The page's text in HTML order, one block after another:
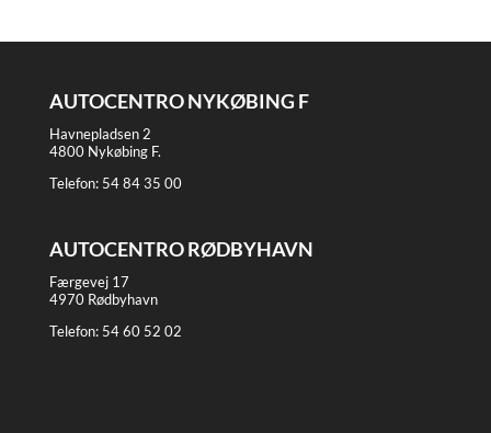
AUTOCENTRO NYKØBING F
Havnepladsen 2
4800 Nykøbing F.
Telefon: 54 84 35 00
AUTOCENTRO RØDBYHAVN
Færgevej 17
4970 Rødbyhavn
Telefon: 54 60 52 02